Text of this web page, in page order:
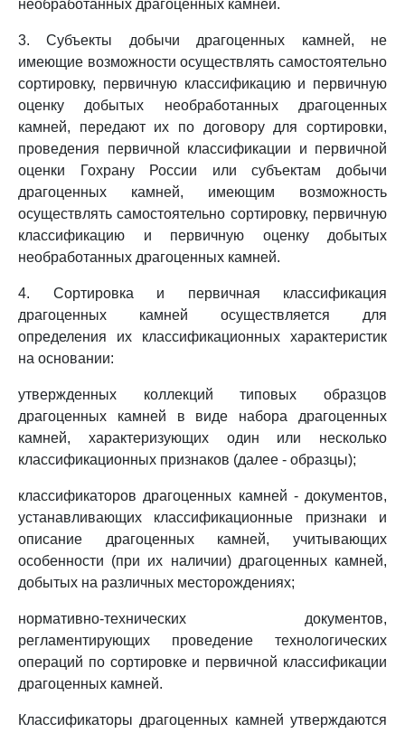
необработанных драгоценных камней.
3. Субъекты добычи драгоценных камней, не
имеющие возможности осуществлять самостоятельно
сортировку, первичную классификацию и первичную
оценку добытых необработанных драгоценных
камней, передают их по договору для сортировки,
проведения первичной классификации и первичной
оценки Гохрану России или субъектам добычи
драгоценных камней, имеющим возможность
осуществлять самостоятельно сортировку, первичную
классификацию и первичную оценку добытых
необработанных драгоценных камней.
4. Сортировка и первичная классификация
драгоценных камней осуществляется для
определения их классификационных характеристик
на основании:
утвержденных коллекций типовых образцов
драгоценных камней в виде набора драгоценных
камней, характеризующих один или несколько
классификационных признаков (далее - образцы);
классификаторов драгоценных камней - документов,
устанавливающих классификационные признаки и
описание драгоценных камней, учитывающих
особенности (при их наличии) драгоценных камней,
добытых на различных месторождениях;
нормативно-технических документов,
регламентирующих проведение технологических
операций по сортировке и первичной классификации
драгоценных камней.
Классификаторы драгоценных камней утверждаются